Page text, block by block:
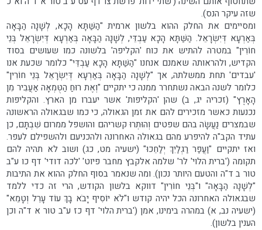
שזה עיקר הנס).
ומסיימים את החלק ההוא בלשון ארמית "הַשַּׁתָּא הָכָא, לְשָׁנָה הַבָּאָה
בְּאַרְעָא דְּיִשְׂרָאֵל. הַשַּׁתָּא הָכָא עַבְדֵּי, לְשָׁנָה הַבָּאָה בְּאַרְעָא דְּיִשְׂרָאֵל בְּנֵי
חוֹרִין" במטרה להתיש את כוח 'הקליפה' בלשונה כמו שעושים בסוד
הקדיש, ולהראותה שאמנם אנחנו "הַשַּׁתָּא הָכָא עַבְדֵּי" כלומר שכעת אנו
'עבדים' תחת ממשלתה, אך "לְשָׁנָה הַבָּאָה בְּאַרְעָא דְּיִשְׂרָאֵל בְּנֵי חוֹרִין"
כלומר לשנה הבאה נשתחרר ממנה כי יתקיים "וְאֶת רוּחַ הַטֻּמְאָה אַעֲבִיר מִן
הָאָרֶץ" (זכריה יג, ב) שהן 'הקליפות' אשר יעברו מן הארץ. והקליפות
נכנעות כאשר מזכירים להם את זמן הגאולה, כי כמו שבגאולה הראשונה
שבמצרים נַעֲשָׂה בהם שפטים וְהוּתְרוּ קשריהם והושפל ממרום שִׁבְתָּם, כן
עתיד הקב"ה להיפרע מהם בגאולה האחרונה ולהכניעם ולהשפילם לעפר.
ואז יתקיים "וַעֲפַר רַגְלַיִךְ יְלַחֵכוּ" (ישעיה מט, כג) ושוב לא תהיה להם
תקומה ('ברית הלוי' לר' שלמה אלקבץ מחבר פיוט' 'לכה דודי' דף כו ע"ב
טור ב ד"ה והטעם היותר נכון). ומה שנאמר בסוף החלק ההוא את התיבות
"לְשָׁנָה הַבָּאָה" ו"בְּנֵי חוֹרִין" דווקא בלשון הקודש, הרי זה כדי ללמד
שבגאולה האחרונה הכל יהיה קודש ו"לֹא יוֹסִיף יָבֹא בָךְ עוֹד עָרֵל וְטָמֵא"
(ישעיה נב, א) במהרה בימינו, אמן ('ברית הלוי' דף כז ע"ב טור א ד"ה וכן
הענין בלשון).